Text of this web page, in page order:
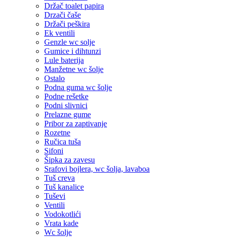
Držač toalet papira
Drzači čaše
Držači peškira
Ek ventili
Genzle wc solje
Gumice i dihtunzi
Lule baterija
Manžetne wc šolje
Ostalo
Podna guma wc šolje
Podne rešetke
Podni slivnici
Prelazne gume
Pribor za zaptivanje
Rozetne
Ručica tuša
Sifoni
Šipka za zavesu
Srafovi bojlera, wc šolja, lavaboa
Tuš creva
Tuš kanalice
Tuševi
Ventili
Vodokotlići
Vrata kade
Wc šolje